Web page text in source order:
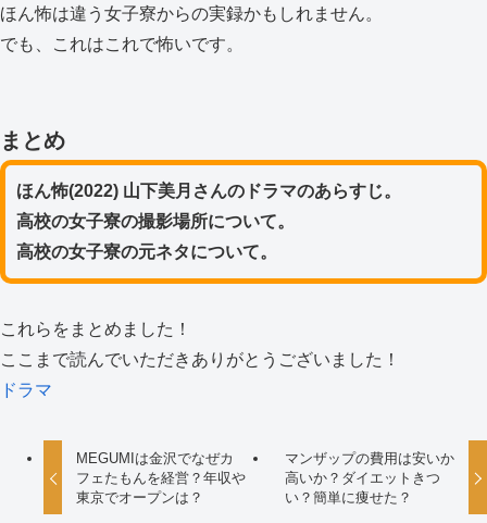
ほん怖は違う女子寮からの実録かもしれません。
でも、これはこれで怖いです。
まとめ
ほん怖(2022) 山下美月さんのドラマのあらすじ。
高校の女子寮の撮影場所について。
高校の女子寮の元ネタについて。
これらをまとめました！
ここまで読んでいただきありがとうございました！
ドラマ
MEGUMIは金沢でなぜカ
フェたもんを経営？年収や
東京でオープンは？
マンザップの費用は安いか
高いか？ダイエットきつ
い？簡単に痩せた？